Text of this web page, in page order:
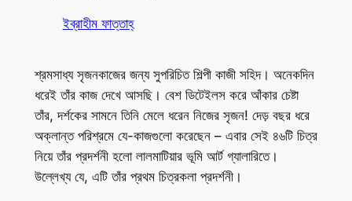
ইব্রাহীম ফাত্তাহ্
শ্রমসাধ্য সৃজনকাজের জন্য সুপরিচিত শিল্পী কাজী সহিদ। অনেকদিন
ধরেই তাঁর কাজ দেখে আসছি। বেশ ডিটেইলস করে আঁকার চেষ্টা
তাঁর, দর্শকের সামনে তিনি মেলে ধরেন নিজের সৃজন! দেড় বছর ধরে
অক্লান্ত পরিশ্রমে যে-কাজগুলো করেছেন – এবার সেই ৪৬টি চিত্র
নিয়ে তাঁর প্রদর্শনী হলো লালমাটিয়ার ভূমি আর্ট গ্যালারিতে।
উল্লেখ্য যে, এটি তাঁর প্রথম চিত্রকলা প্রদর্শনী।